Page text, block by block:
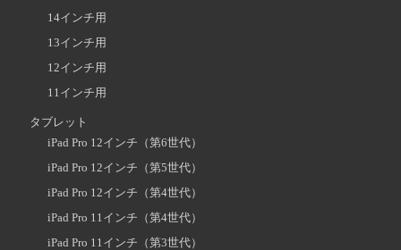
14インチ用
13インチ用
12インチ用
11インチ用
タブレット
iPad Pro 12インチ（第6世代）
iPad Pro 12インチ（第5世代）
iPad Pro 12インチ（第4世代）
iPad Pro 11インチ（第4世代）
iPad Pro 11インチ（第3世代）